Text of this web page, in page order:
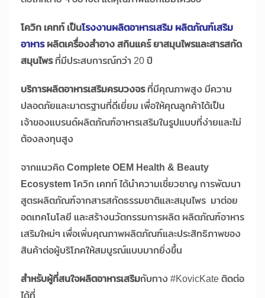
โควิก เคทท์ เป็นโรงงานผลิตอาหารเสริม ผลิตภัณฑ์เสริม
อาหารผลิตเครื่องสำอาง สกินแคร์ ยาสมุนไพรและสารสกัด
สมุนไพรที่มีประสบการณ์กว่า 20 ปี
บริการผลิตอาหารเสริมครบวงจรที่มีคุณภาพสูง มีความ
ปลอดภัยและมาตรฐานที่ดีเยี่ยม เพื่อให้คุณลูกค้าได้เป็น
เจ้าของแบรนด์ผลิตภัณฑ์อาหารเสริมในรูปแบบที่ง่ายและไม่
ต้องลงทุนสูง
จากแนวคิดComplete OEM Health & Beauty
Ecosystemโควิก เคทท์ ได้นำความเชี่ยวชาญ การพัฒนา
สูตรผลิตภัณฑ์จากสารสกัดธรรมชาติและสมุนไพร มาต่อย
อดเทคโนโลยี และสร้างนวัตกรรมการผลิต ผลิตภัณฑ์อาหาร
เสริมใหม่ๆ เพื่อเพิ่มคุณภาพผลิตภัณฑ์และประสิทธิภาพของ
สินค้าต่อผู้บริโภคให้สมบูรณ์แบบมากยิ่งขึ้น
สำหรับผู้ที่สนใจผลิตอาหารเสริมกับทาง #KovicKate ติดต่อ